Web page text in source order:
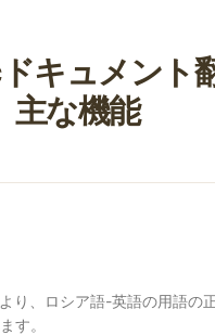
キュメント
主な機能
り、ロシア語-英語の用語の
す。